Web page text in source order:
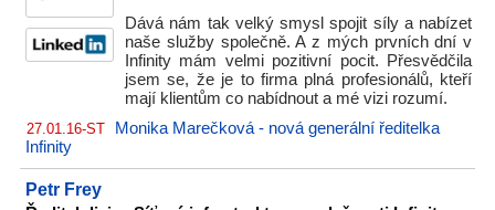
Dává nám tak velký smysl spojit síly a nabízet
naše služby společně. A z mých prvních dní v
Infinity mám velmi pozitivní pocit. Přesvědčila
jsem se, že je to firma plná profesionálů, kteří
mají klientům co nabídnout a mé vizi rozumí.
27.01.16-ST
Monika Marečková - nová generální ředitelka
Infinity
Petr Frey